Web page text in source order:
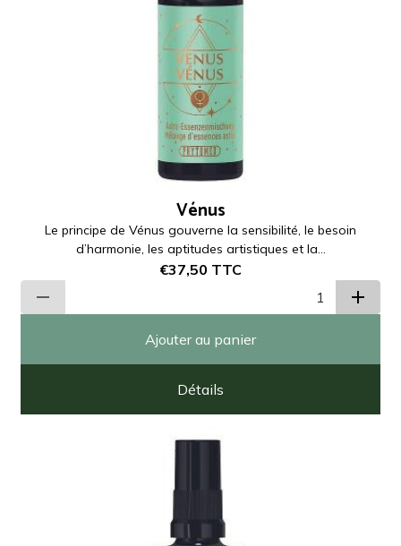
Vénus
Le principe de Vénus gouverne la sensibilité, le besoin
d’harmonie, les aptitudes artistiques et la...
€37,50 TTC
Ajouter au panier
Détails